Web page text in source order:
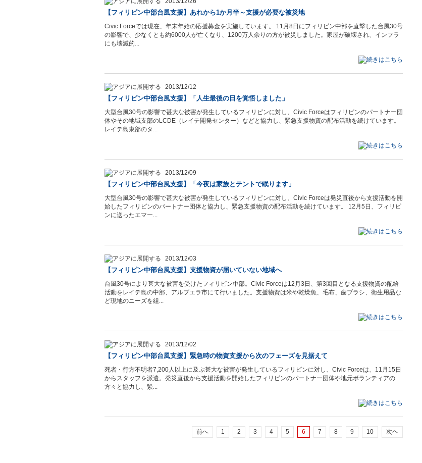
【フィリピン中部台風支援】あれから1か月半～支援が必要な被災地
Civic Forceでは現在、年末年始の応援募金を実施しています。 11月8日にフィリピン中部を直撃した台風30号
の影響で、少なくとも約6000人が亡くなり、1200万人余りの方が被災しました。家屋が破壊され、インフラ
にも壊滅的...
2013/12/12
【フィリピン中部台風支援】「人生最後の日を覚悟しました」
大型台風30号の影響で甚大な被害が発生しているフィリピンに対し、Civic Forceはフィリピンのパートナー団
体やその地域支部のLCDE（レイテ開発センター）などと協力し、緊急支援物資の配布活動を続けています。
レイテ島東部のタ...
2013/12/09
【フィリピン中部台風支援】「今夜は家族とテントで眠ります」
大型台風30号の影響で甚大な被害が発生しているフィリピンに対し、Civic Forceは発災直後から支援活動を開
始したフィリピンのパートナー団体と協力し、緊急支援物資の配布活動を続けています。 12月5日、フィリピ
ンに送ったエマー...
2013/12/03
【フィリピン中部台風支援】支援物資が届いていない地域へ
台風30号により甚大な被害を受けたフィリピン中部。Civic Forceは12月3日、第3回目となる支援物資の配給
活動をレイテ島の中部、アルブエラ市にて行いました。支援物資は米や乾燥魚、毛布、歯ブラシ、衛生用品な
ど現地のニーズを組...
2013/12/02
【フィリピン中部台風支援】緊急時の物資支援から次のフェーズを見据えて
死者・行方不明者7,200人以上に及ぶ甚大な被害が発生しているフィリピンに対し、Civic Forceは、11月15日
からスタッフを派遣。発災直後から支援活動を開始したフィリピンのパートナー団体や地元ボランティアの
方々と協力し、緊...
前へ 1 2 3 4 5 6 7 8 9 10 次ヘ